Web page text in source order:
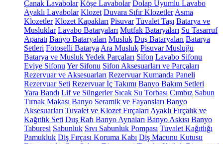
Çanak Lavabolar Köşe Lavabolar Dolap Uyumlu Lavabo
Ayaklı Lavabolar Klozet Duvara Sıfır Klozetler Asma
Klozetler Klozet Kapakları Pisuvar Tuvalet Taşı Batarya ve
Musluklar Lavabo Bataryaları Mutfak Bataryaları Su Tasarruf
Aparatı Banyo Bataryaları Musluk Duş Bataryaları Batarya
Setleri Fotoselli Batarya Ara Musluk Pisuvar Musluğu
Batarya ve Musluk Yedek Parçaları Sifon Lavabo Sifonu
Eviye Sifonu Yer Sifonu Sifon Aksesuarları ve Parçaları
Rezervuar ve Aksesuarları Rezervuar Kumanda Paneli
Rezervuar Seti Rezervuar İç Takımı Banyo Bakım Setleri
Yara Bandı Lif ve Süngerler Sıcak Su Torbası Cımbız Sabun
Tırnak Makası Banyo Seramik ve Fayansları Banyo
Aksesuarları Tuvalet ve Klozet Fırçaları Ayaklı Fırçalık ve
Kağıtlık Seti Duş Rafı Banyo Aynaları Banyo Askısı Banyo
Taburesi Sabunluk Sıvı Sabunluk Pompası Tuvalet Kağıtlığı
Pamukluk Diş Fırçası Koruma Kabı Diş Macunu Kutusu